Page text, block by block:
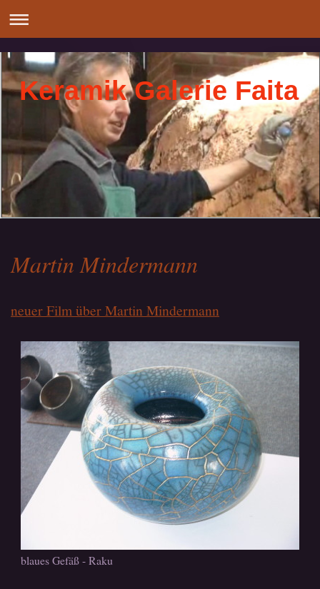
Keramik Galerie Faita
Martin Mindermann
neuer Film über Martin Mindermann
blaues Gefäß - Raku